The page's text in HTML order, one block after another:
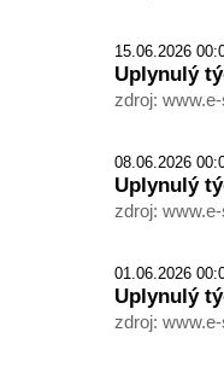
15.06.2026
Uplynulý
zdroj:
08.06.2026
Uplynulý
zdroj:
01.06.2026
Uplynulý
zdroj: